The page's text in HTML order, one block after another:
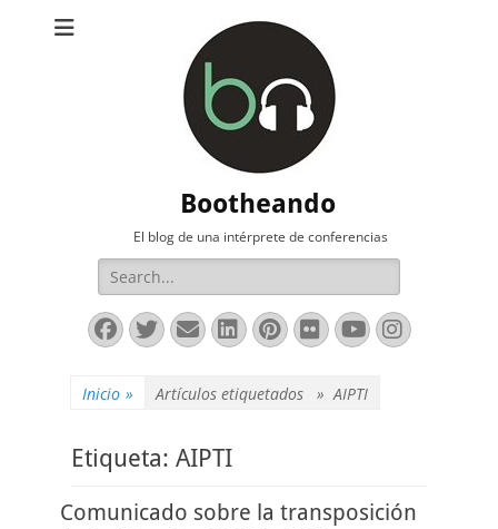
Bootheando
El blog de una intérprete de conferencias
Buscar:
Facebook
Twitter
Correo
electrónico
LinkedIn
Pinterest
FlickrYouTube
Inicio » Artículos etiquetados »AIPTI
Etiqueta: AIPTI
Comunicado sobre la transposición